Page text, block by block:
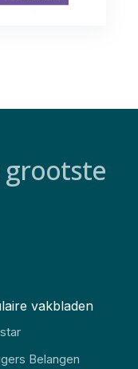
grootste
vakbladen
Belangen